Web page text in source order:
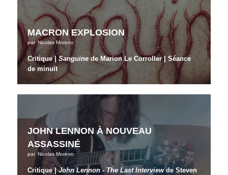
MACRON EXPLOSION
par Nicolas Moreno
Critique |Sanguine de Marion Le Corroller | Séance
de minuit
JOHN LENNON À NOUVEAU
ASSASSINÉ
par Nicolas Moreno
Critique |John Lennon - The Last Interviewde Steven